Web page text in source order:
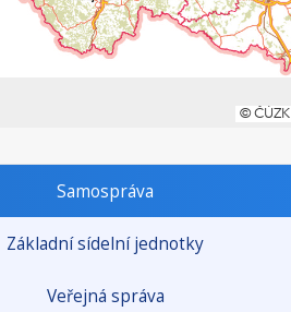
Samospráva
Základní sídelní jednotky
Veřejná správa